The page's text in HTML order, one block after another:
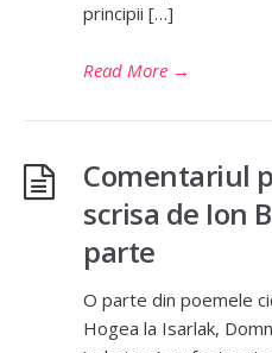
principii […]
Read More →
Comentariul
scrisa de Ion
parte
O parte din poemele
Hogea la Isarlak,